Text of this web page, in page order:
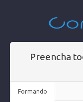
Preencha
Formando